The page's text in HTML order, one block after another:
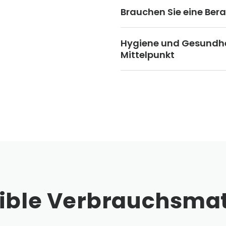
Brauchen Sie eine
Hygiene und
Mittelpunkt